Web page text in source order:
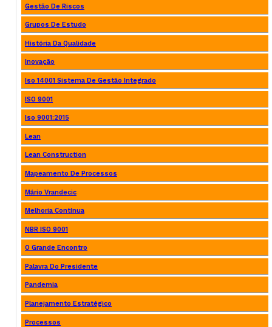
Gestão De Riscos
Grupos De Estudo
História Da Qualidade
Inovação
Iso 14001 Sistema De Gestão Integrado
ISO 9001
Iso 9001:2015
Lean
Lean Construction
Mapeamento De Processos
Mário Vrandecic
Melhoria Contínua
NBR ISO 9001
O Grande Encontro
Palavra Do Presidente
Pandemia
Planejamento Estratégico
Processos